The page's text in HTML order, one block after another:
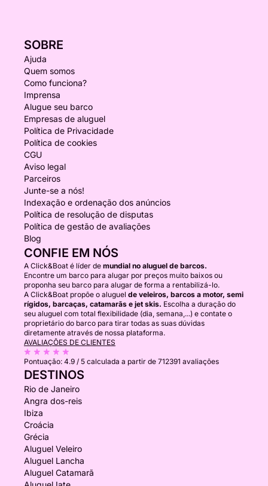
SOBRE
Ajuda
Quem somos
Como funciona?
Imprensa
Alugue seu barco
Empresas de aluguel
Política de Privacidade
Política de cookies
CGU
Aviso legal
Parceiros
Junte-se a nós!
Indexação e ordenação dos anúncios
Política de resolução de disputas
Política de gestão de avaliações
Blog
CONFIE EM NÓS
A Click&Boat é líder de mundial no aluguel de barcos.
Encontre um barco para alugar por preços muito baixos ou
proponha seu barco para alugar de forma a rentabilizá-lo.
A Click&Boat propõe o aluguel de veleiros, barcos a motor, semi
rígidos, barcaças, catamarãs e jet skis. Escolha a duração do
seu aluguel com total flexibilidade (dia, semana,...) e contate o
proprietário do barco para tirar todas as suas dúvidas
diretamente através de nossa plataforma.
AVALIAÇÕES DE CLIENTES
Pontuação: 4.9 / 5 calculada a partir de 712391 avaliações
DESTINOS
Rio de Janeiro
Angra dos-reis
Ibiza
Croácia
Grécia
Aluguel Veleiro
Aluguel Lancha
Aluguel Catamarã